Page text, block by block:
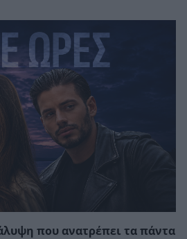
που ανατρέπει τα πάντα